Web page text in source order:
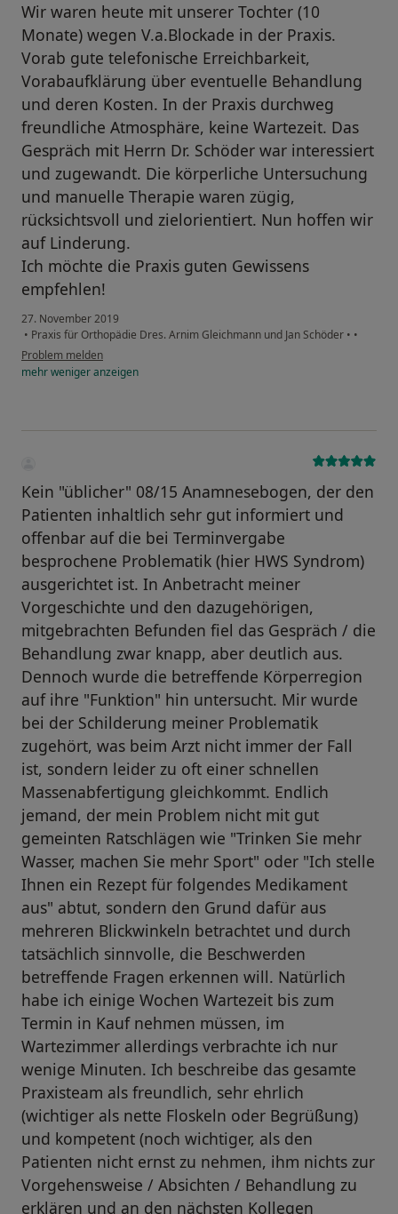
Wir waren heute mit unserer Tochter (10
Monate) wegen V.a.Blockade in der Praxis.
Vorab gute telefonische Erreichbarkeit,
Vorabaufklärung über eventuelle Behandlung
und deren Kosten. In der Praxis durchweg
freundliche Atmosphäre, keine Wartezeit. Das
Gespräch mit Herrn Dr. Schöder war interessiert
und zugewandt. Die körperliche Untersuchung
und manuelle Therapie waren zügig,
rücksichtsvoll und zielorientiert. Nun hoffen wir
auf Linderung.
Ich möchte die Praxis guten Gewissens
empfehlen!
27. November 2019
• Praxis für Orthopädie Dres. Arnim Gleichmann und Jan Schöder • •
Problem melden
mehrwenigeranzeigen
Kein "üblicher" 08/15 Anamnesebogen, der den
Patienten inhaltlich sehr gut informiert und
offenbar auf die bei Terminvergabe
besprochene Problematik (hier HWS Syndrom)
ausgerichtet ist. In Anbetracht meiner
Vorgeschichte und den dazugehörigen,
mitgebrachten Befunden fiel das Gespräch / die
Behandlung zwar knapp, aber deutlich aus.
Dennoch wurde die betreffende Körperregion
auf ihre "Funktion" hin untersucht. Mir wurde
bei der Schilderung meiner Problematik
zugehört, was beim Arzt nicht immer der Fall
ist, sondern leider zu oft einer schnellen
Massenabfertigung gleichkommt. Endlich
jemand, der mein Problem nicht mit gut
gemeinten Ratschlägen wie "Trinken Sie mehr
Wasser, machen Sie mehr Sport" oder "Ich stelle
Ihnen ein Rezept für folgendes Medikament
aus" abtut, sondern den Grund dafür aus
mehreren Blickwinkeln betrachtet und durch
tatsächlich sinnvolle, die Beschwerden
betreffende Fragen erkennen will. Natürlich
habe ich einige Wochen Wartezeit bis zum
Termin in Kauf nehmen müssen, im
Wartezimmer allerdings verbrachte ich nur
wenige Minuten. Ich beschreibe das gesamte
Praxisteam als freundlich, sehr ehrlich
(wichtiger als nette Floskeln oder Begrüßung)
und kompetent (noch wichtiger, als den
Patienten nicht ernst zu nehmen, ihm nichts zur
Vorgehensweise / Absichten / Behandlung zu
erklären und an den nächsten Kollegen